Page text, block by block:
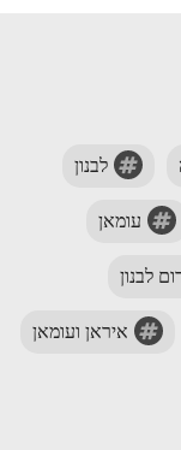
לבנון
עומאן
לבנון
איראן ועומאן